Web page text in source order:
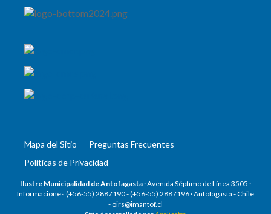
Mapa del Sitio
Preguntas Frecuentes
Políticas de Privacidad
Ilustre Municipalidad de Antofagasta· Avenida Séptimo de Línea 3505 ·
Informaciones (+56-55) 2887190 -(+56-55) 2887196· Antofagasta - Chile
- oirs@imantof.cl